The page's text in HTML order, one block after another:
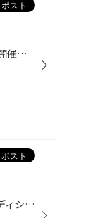
皆さまこんにちは、仙台市の長町エリアにありますタイヤ館286です！ 5/14から開催しておりました「アウトレットセール」も 残りあと3日となりました…！ まだまだ間に合います！ 夏タイヤ・冬タイヤアウトレット品がお得に買えるチャンス！！ サイズが合えばラッキーなアルミホイールも多数ご準備し...
クルマは消耗品のかたまり、なんて言い方をすることもありますが、愛車のコンディションを維持していく上で定期的に交換が必要なものと言えば、何を思い浮かべますか？ 専門店として一番気になるものと言えばタイヤなんですが、お客さまのなかには「バッテリー上がりでクルマが動かなくなったことが...